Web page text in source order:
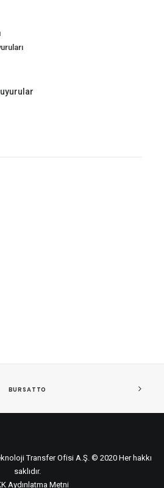
BURSATTO
Transfer Ofisi A.Ş. © 2020 Her hakkı
saklıdır.
Aydınlatma Metni